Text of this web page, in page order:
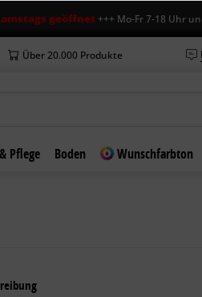
geöffnet+++ Mo-Fr 7-18 Uhr und Sa
Über 20.000 Produkte
Pflege Boden Wunschfarbton